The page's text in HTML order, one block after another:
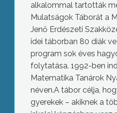
alkalommal tartották
Mulatságok Táborát a
Jenő Erdészeti
idei táborban 80 diák
program sok éves
folytatása. 1992-ben
Matematika Tanárok
néven.A tábor célja,
gyerekek – akiknek a